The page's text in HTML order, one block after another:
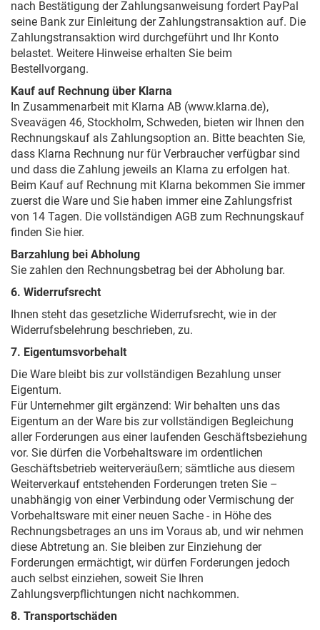
nach Bestätigung der Zahlungsanweisung fordert PayPal
seine Bank zur Einleitung der Zahlungstransaktion auf. Die
Zahlungstransaktion wird durchgeführt und Ihr Konto
belastet. Weitere Hinweise erhalten Sie beim
Bestellvorgang.
Kauf auf Rechnung über Klarna
In Zusammenarbeit mit Klarna AB (www.klarna.de),
Sveavägen 46, Stockholm, Schweden, bieten wir Ihnen den
Rechnungskauf als Zahlungsoption an. Bitte beachten Sie,
dass Klarna Rechnung nur für Verbraucher verfügbar sind
und dass die Zahlung jeweils an Klarna zu erfolgen hat.
Beim Kauf auf Rechnung mit Klarna bekommen Sie immer
zuerst die Ware und Sie haben immer eine Zahlungsfrist
von 14 Tagen. Die vollständigen AGB zum Rechnungskauf
finden Sie hier.
Barzahlung bei Abholung
Sie zahlen den Rechnungsbetrag bei der Abholung bar.
6. Widerrufsrecht
Ihnen steht das gesetzliche Widerrufsrecht, wie in der
Widerrufsbelehrung beschrieben, zu.
7. Eigentumsvorbehalt
Die Ware bleibt bis zur vollständigen Bezahlung unser
Eigentum.
Für Unternehmer gilt ergänzend: Wir behalten uns das
Eigentum an der Ware bis zur vollständigen Begleichung
aller Forderungen aus einer laufenden Geschäftsbeziehung
vor. Sie dürfen die Vorbehaltsware im ordentlichen
Geschäftsbetrieb weiterveräußern; sämtliche aus diesem
Weiterverkauf entstehenden Forderungen treten Sie –
unabhängig von einer Verbindung oder Vermischung der
Vorbehaltsware mit einer neuen Sache - in Höhe des
Rechnungsbetrages an uns im Voraus ab, und wir nehmen
diese Abtretung an. Sie bleiben zur Einziehung der
Forderungen ermächtigt, wir dürfen Forderungen jedoch
auch selbst einziehen, soweit Sie Ihren
Zahlungsverpflichtungen nicht nachkommen.
8. Transportschäden